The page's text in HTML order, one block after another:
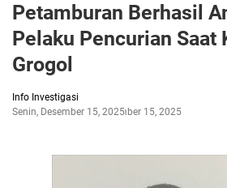
Petamburan Berhasil
Pelaku Pencurian Saat
Grogol
Info Investigasi
Senin, Desember 15, 2025Desember 15, 2025